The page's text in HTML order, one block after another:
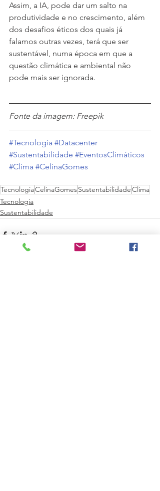
Assim, a IA, pode dar um salto na
produtividade e no crescimento, além
dos desafios éticos dos quais já
falamos outras vezes, terá que ser
sustentável, numa época em que a
questão climática e ambiental não
pode mais ser ignorada.
Fonte da imagem: Freepik
#Tecnologia #Datacenter
#Sustentabilidade #EventosClimáticos
#Clima #CelinaGomes
TecnologiaCelinaGomesSustentabilidadeClima
Tecnologia
Sustentabilidade